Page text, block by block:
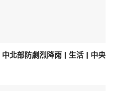
北部防劇烈降雨 | 生活 | 中央